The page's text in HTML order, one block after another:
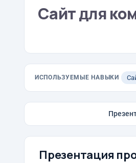
Сайт для
ИСПОЛЬЗУЕМЫЕ НАВЫКИ
Презентация